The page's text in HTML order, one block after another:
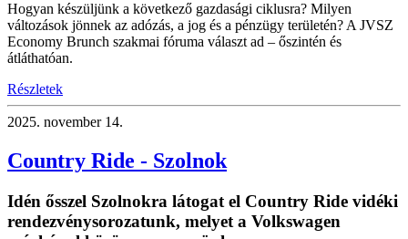
Hogyan készüljünk a következő gazdasági ciklusra? Milyen
változások jönnek az adózás, a jog és a pénzügy területén? A JVSZ
Economy Brunch szakmai fóruma választ ad – őszintén és
átláthatóan.
Részletek
2025. november 14.
Country Ride - Szolnok
Idén ősszel Szolnokra látogat el Country Ride vidéki
rendezvénysorozatunk, melyet a Volkswagen